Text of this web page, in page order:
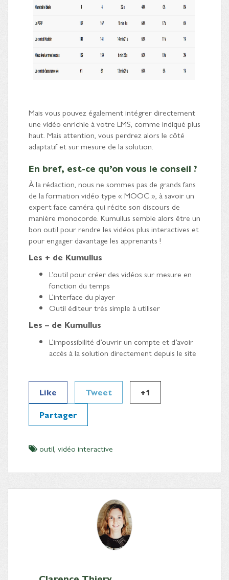
Mais vous pouvez également intégrer directement
une vidéo enrichie à votre LMS, comme indiqué plus
haut. Mais attention, vous perdrez alors le côté
adaptatif et sur mesure de la solution.
En bref, est-ce qu’on vous le conseil ?
À la rédaction, nous ne sommes pas de grands fans
de la formation vidéo type « MOOC », à savoir un
expert face caméra qui récite son discours de
manière monocorde. Kumullus semble alors être un
bon outil pour rendre les vidéos plus interactives et
pour engager davantage les apprenants !
Les + de Kumullus
L’outil pour créer des vidéos sur mesure en
fonction du temps
L’interface du player
Outil éditeur très simple à utiliser
Les – de Kumullus
L’impossibilité d’ouvrir un compte et d’avoir
accès à la solution directement depuis le site
Like Tweet
+1
Partager
outil, vidéo interactive